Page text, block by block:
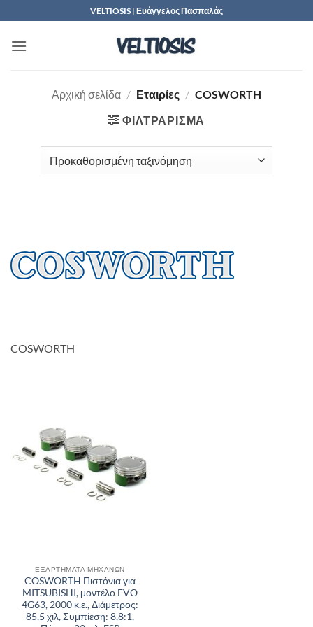
στο
περιεχόμενο
VELTIOSIS | Ευάγγελος Πασπαλάς
Αρχική σελίδα / Εταιρίες / COSWORTH
ΦΙΛΤΡΆΡΙΣΜΑ
COSWORTH
ΕΞΑΡΤΉΜΑΤΑ ΜΗΧΑΝΏΝ
COSWORTH Πιστόνια για
MITSUBISHI, μοντέλο EVO
4G63, 2000 κ.ε., Διάμετρος:
85,5 χιλ, Συμπίεση: 8,8:1,